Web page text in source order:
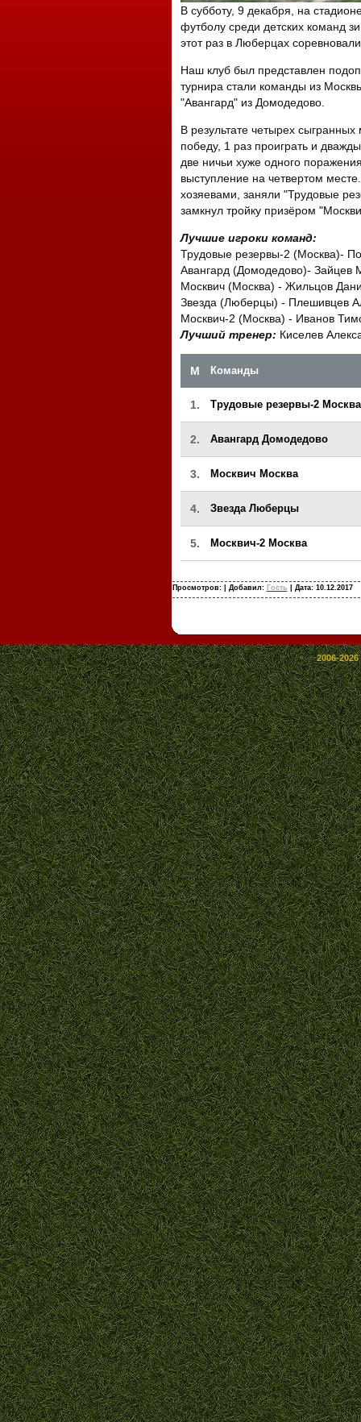
В субботу, 9 декабря, на
футболу среди детских команд
этот раз в Люберцах
Наш клуб был представлен
турнира стали команды из
"Авангард" из Домодедово.
В результате четырех
победу, 1 раз проиграть и
две ничьи хуже одного
выступление на четвертом
хозяевами, заняли "Трудовые
замкнул тройку призёром
Лучшие игроки команд:
Трудовые резервы-2 (Москва)-
Авангард (Домодедово)- Зайцев
Москвич (Москва) - Жильцов
Звезда (Люберцы) - Плешивцев
Москвич-2 (Москва) - Иванов
Лучший тренер: Киселев
М Команды
1. Трудовые резервы-2 Москва
2. Авангард Домодедово
3. Москвич Москва
4. Звезда Люберцы
5. Москвич-2 Москва
Просмотров: | Добавил: Гость | Дата: 10.12.2017
2006-